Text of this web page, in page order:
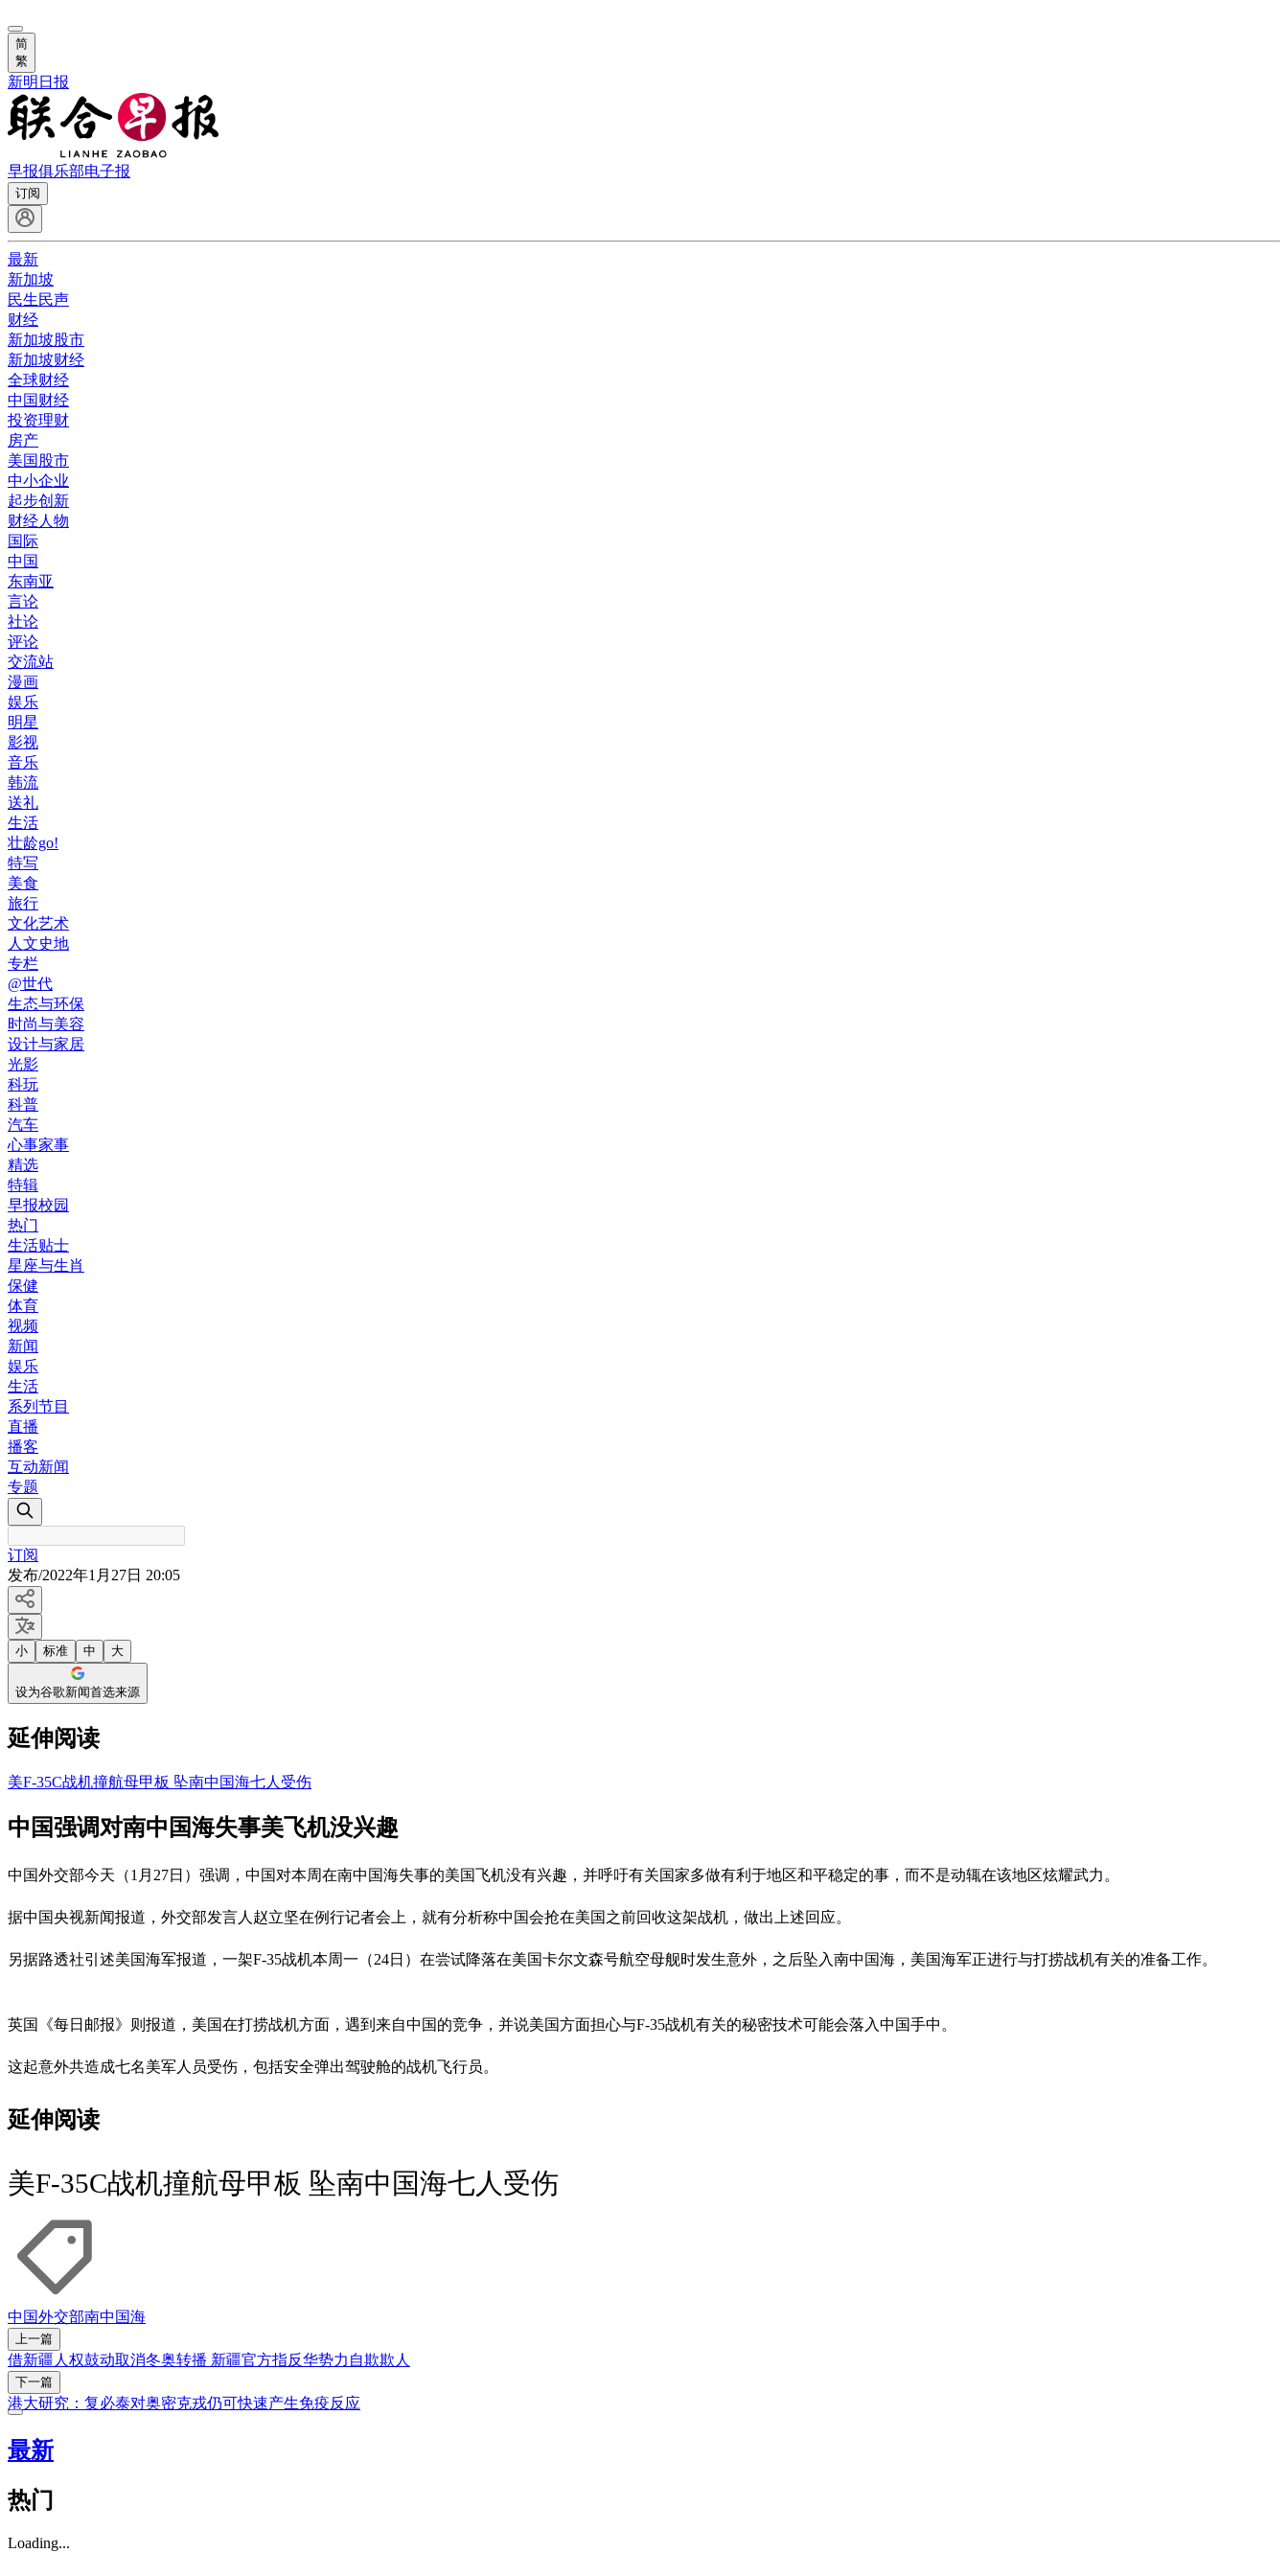
简
繁
新明日报
早报俱乐部电子报
订阅
最新
新加坡
民生民声
财经
新加坡股市
新加坡财经
全球财经
中国财经
投资理财
房产
美国股市
中小企业
起步创新
财经人物
国际
中国
东南亚
言论
社论
评论
交流站
漫画
娱乐
明星
影视
音乐
韩流
送礼
生活
壮龄go!
特写
美食
旅行
文化艺术
人文史地
专栏
@世代
生态与环保
时尚与美容
设计与家居
光影
科玩
科普
汽车
心事家事
精选
特辑
早报校园
热门
生活贴士
星座与生肖
保健
体育
视频
新闻
娱乐
生活
系列节目
直播
播客
互动新闻
专题
订阅
发布/2022年1月27日 20:05
小 标准 中 大
设为谷歌新闻首选来源
延伸阅读
美F-35C战机撞航母甲板 坠南中国海七人受伤
中国强调对南中国海失事美飞机没兴趣
中国外交部今天（1月27日）强调，中国对本周在南中国海失事的美国飞机没有兴趣，并呼吁有关国家多做有利于地区和平稳定的事，而不是动辄在该地区炫耀武力。
据中国央视新闻报道，外交部发言人赵立坚在例行记者会上，就有分析称中国会抢在美国之前回收这架战机，做出上述回应。
另据路透社引述美国海军报道，一架F-35战机本周一（24日）在尝试降落在美国卡尔文森号航空母舰时发生意外，之后坠入南中国海，美国海军正进行与打捞战机有关的准备工作。
英国《每日邮报》则报道，美国在打捞战机方面，遇到来自中国的竞争，并说美国方面担心与F-35战机有关的秘密技术可能会落入中国手中。
这起意外共造成七名美军人员受伤，包括安全弹出驾驶舱的战机飞行员。
延伸阅读
美F-35C战机撞航母甲板 坠南中国海七人受伤
中国外交部南中国海
上一篇
借新疆人权鼓动取消冬奥转播 新疆官方指反华势力自欺欺人
下一篇
港大研究：复必泰对奥密克戎仍可快速产生免疫反应
最新
热门
Loading...